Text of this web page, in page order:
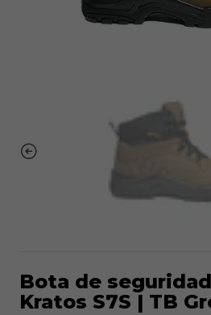
Bota de
Kratos S7S | TB